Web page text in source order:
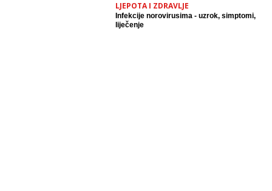
LJEPOTA I ZDRAVLJE
Infekcije norovirusima - uzrok, simptomi,
liječenje